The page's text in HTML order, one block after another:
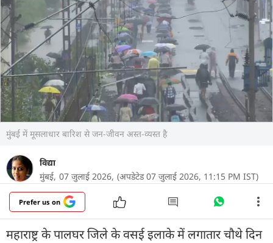
मुंबई में मूसलाधार बारिश से जन-जीवन अस्त-व्यस्त है
विद्या
मुंबई, 07 जुलाई 2026, (अपडेटेड 07 जुलाई 2026, 11:15 PM IST)
Prefer us on
महाराष्ट्र के पालघर जिले के वसई इलाके में लगातार चौथे दिन